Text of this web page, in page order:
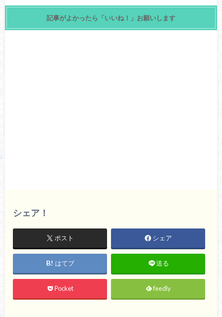
記事がよかったら「いいね！」お願いします
シェア！
ポスト シェア
はてブ 送る
Pocket feedly